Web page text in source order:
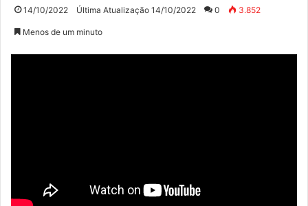
14/10/2022 Última Atualização 14/10/2022 0 3.852
Menos de um minuto